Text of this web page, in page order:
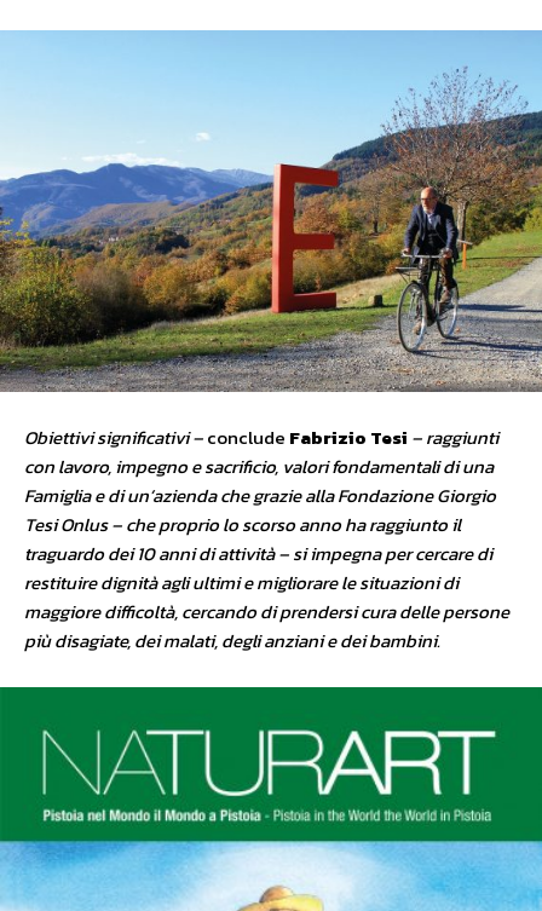
Obiettivi significativi –conclude Fabrizio Tesi – raggiunti
con lavoro, impegno e sacrificio, valori fondamentali di una
Famiglia e di un’azienda che grazie alla Fondazione Giorgio
Tesi Onlus – che proprio lo scorso anno ha raggiunto il
traguardo dei 10 anni di attività – si impegnaper cercare di
restituire dignità agli ultimi e migliorare le situazioni di
maggiore difficoltà, cercando di prendersi cura delle persone
più disagiate, dei malati, degli anziani e dei bambini.